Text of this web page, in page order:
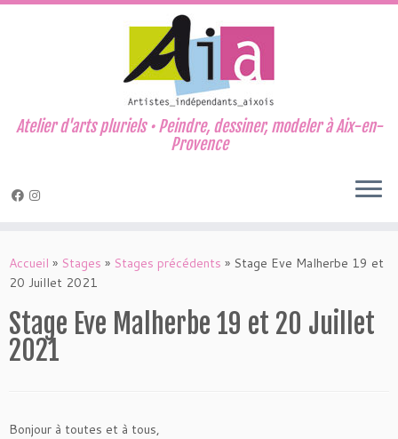
au
contenu
Atelier d'arts pluriels • Peindre, dessiner, modeler à Aix-en-
Provence
Accueil » Stages » Stages précédents » Stage Eve Malherbe 19 et
20 Juillet 2021
Stage Eve Malherbe 19 et 20 Juillet
2021
Bonjour à toutes et à tous,